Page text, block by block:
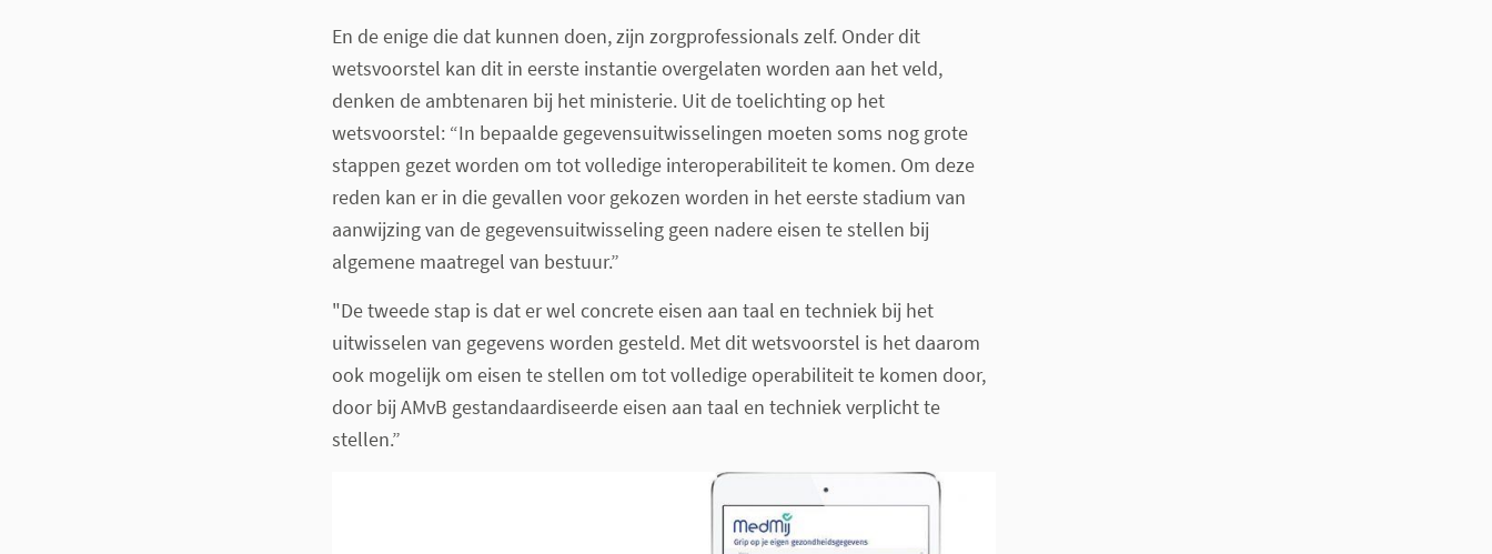
En de enige die dat kunnen doen, zijn zorgprofessionals zelf. Onder dit
wetsvoorstel kan dit in eerste instantie overgelaten worden aan het veld,
denken de ambtenaren bij het ministerie. Uit de toelichting op het
wetsvoorstel: “In bepaalde gegevensuitwisselingen moeten soms nog grote
stappen gezet worden om tot volledige interoperabiliteit te komen. Om deze
reden kan er in die gevallen voor gekozen worden in het eerste stadium van
aanwijzing van de gegevensuitwisseling geen nadere eisen te stellen bij
algemene maatregel van bestuur.”
"De tweede stap is dat er wel concrete eisen aan taal en techniek bij het
uitwisselen van gegevens worden gesteld. Met dit wetsvoorstel is het daarom
ook mogelijk om eisen te stellen om tot volledige operabiliteit te komen door,
door bij AMvB gestandaardiseerde eisen aan taal en techniek verplicht te
stellen.”